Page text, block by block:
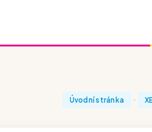
Úvodní stránka